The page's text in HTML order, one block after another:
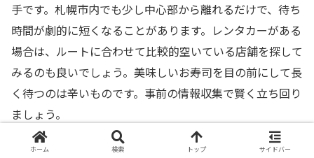
手です。札幌市内でも少し中心部から離れるだけで、待ち
時間が劇的に短くなることがあります。レンタカーがある
場合は、ルートに合わせて比較的空いている店舗を探して
みるのも良いでしょう。美味しいお寿司を目の前にして長
く待つのは辛いものです。事前の情報収集で賢く立ち回り
ましょう。
ホーム 検索 トップ サイドバー